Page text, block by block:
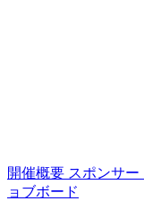
開催概要 スポンサー
ョブボード